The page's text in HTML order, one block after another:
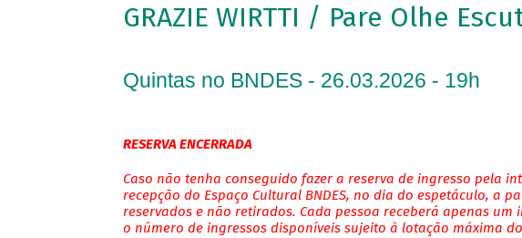
GRAZIE WIRTTI / Pare Olhe
Quintas no BNDES - 26.03.2026 - 19h
RESERVA ENCERRADA
Caso não tenha conseguido fazer a reserva de ingresso pela
recepção do Espaço Cultural BNDES, no dia do espetáculo, a
reservados e não retirados. Cada pessoa receberá apenas
o número de ingressos disponíveis sujeito à lotação máxima